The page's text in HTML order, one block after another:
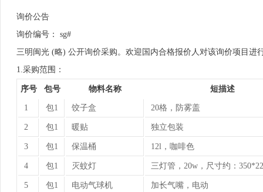
询价公告
询价编号： sg#
三明闽光 (略) 公开询价采购。欢迎国内合格报价人对该询价项目进
1.采购范围：
序号 包号 物料名称 短描述
1 包1 饺子盒 20格，防雾盖
2 包1 暖贴 独立包装
3 包1 保温桶 12l，咖啡色
4 包1 灭蚊灯 三灯管，20w，尺寸约：
5 包1 电动气球机 加长气嘴，电动